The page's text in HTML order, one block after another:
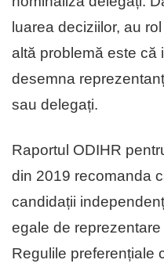
luarea deciziilor, au
altă problemă este că
desemna
sau delegați.
Raportul ODIHR
din 2019 recomanda
candidații
egale de
Regulile preferențiale